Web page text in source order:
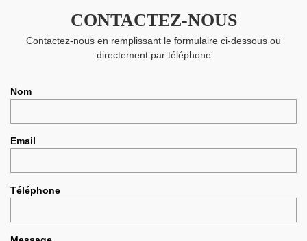
CONTACTEZ-NOUS
Contactez-nous en remplissant le formulaire ci-dessous ou
directement par téléphone
Nom
Email
Téléphone